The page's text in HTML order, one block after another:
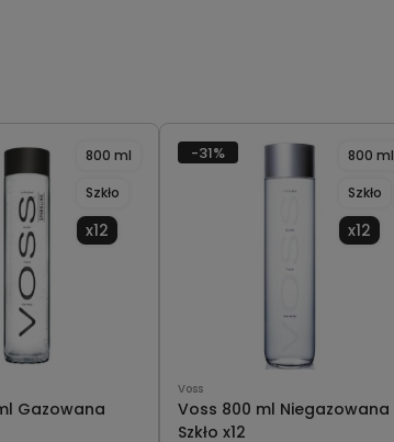
Gazowana
800 ml
Szkło
x12
Voss
Voss 800 ml Niegazowana
Szkło x12
800 ml
Szkło
x12
-31%